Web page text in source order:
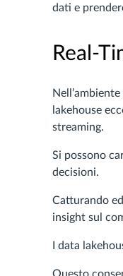
dati e
Real-
lakehouse
streaming.
Si possono
decisioni.
Catturando
insight sul
I data